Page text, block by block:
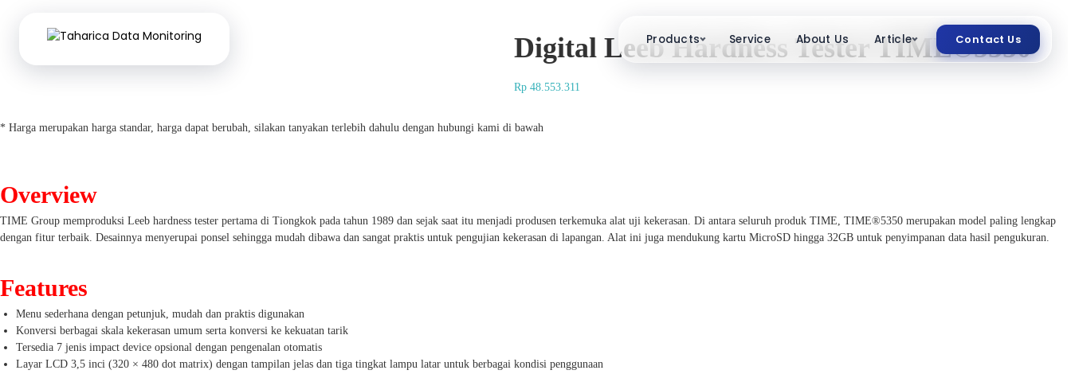
Products Service About Us Article Contact Us
Digital Leeb Hardness Tester TIME®5350
Rp 48.553.311
* Harga merupakan harga standar, harga dapat berubah, silakan tanyakan terlebih dahulu dengan hubungi kami di bawah
Overview
TIME Group memproduksi Leeb hardness tester pertama di Tiongkok pada tahun 1989 dan sejak saat itu menjadi produsen terkemuka alat uji kekerasan. Di antara seluruh produk TIME, TIME®5350 merupakan model paling lengkap
dengan fitur terbaik. Desainnya menyerupai ponsel sehingga mudah dibawa dan sangat praktis untuk pengujian kekerasan di lapangan. Alat ini juga mendukung kartu MicroSD hingga 32GB untuk penyimpanan data hasil pengukuran.
Features
Menu sederhana dengan petunjuk, mudah dan praktis digunakan
Konversi berbagai skala kekerasan umum serta konversi ke kekuatan tarik
Tersedia 7 jenis impact device opsional dengan pengenalan otomatis
Layar LCD 3,5 inci (320 × 480 dot matrix) dengan tampilan jelas dan tiga tingkat lampu latar untuk berbagai kondisi penggunaan